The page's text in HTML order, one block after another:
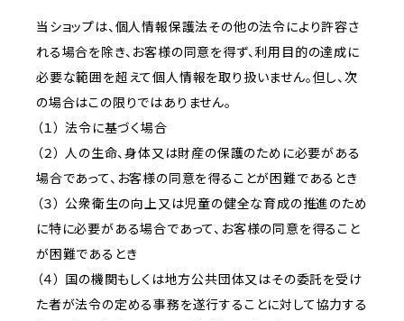
当ショップは、個人情報保護法その他の法令により許容さ
れる場合を除き、お客様の同意を得ず、利用目的の達成に
必要な範囲を超えて個人情報を取り扱いません。但し、次
の場合はこの限りではありません。
（１） 法令に基づく場合
（２） 人の生命、身体又は財産の保護のために必要がある
場合であって、お客様の同意を得ることが困難であるとき
（３） 公衆衛生の向上又は児童の健全な育成の推進のため
に特に必要がある場合であって、お客様の同意を得ること
が困難であるとき
（４） 国の機関もしくは地方公共団体又はその委託を受け
た者が法令の定める事務を遂行することに対して協力する